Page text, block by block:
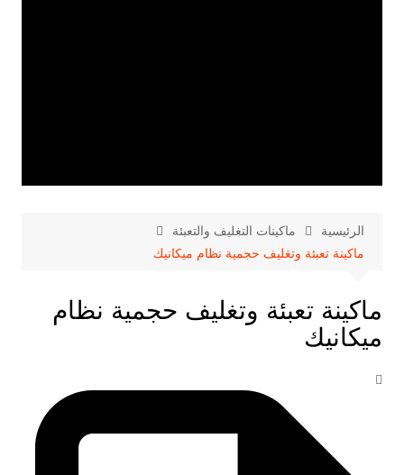
الرئيسية
ماكينات التغليف والتعبئة
ماكينة تعبئة وتغليف حجمية نظام ميكانيك
ماكينة تعبئة وتغليف حجمية نظام
ميكانيك